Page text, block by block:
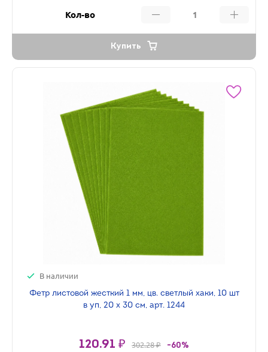
Кол-во
Купить
В наличии
Фетр листовой жесткий 1 мм, цв. светлый хаки, 10 шт
в уп, 20 х 30 см, арт. 1244
120.91 ₽ 302.28 ₽ -60%